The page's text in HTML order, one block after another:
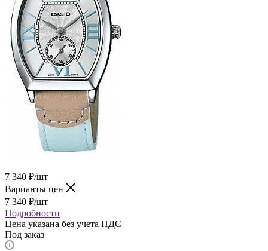
7 340 ₽/шт
Варианты цен
7 340 ₽/шт
Подробности
Цена указана без учета НДС
Под заказ